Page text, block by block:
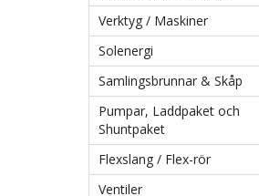
Verktyg / Maskiner
Solenergi
Samlingsbrunnar & Skåp
Pumpar, Laddpaket och
Shuntpaket
Flexslang / Flex-rör
Ventiler